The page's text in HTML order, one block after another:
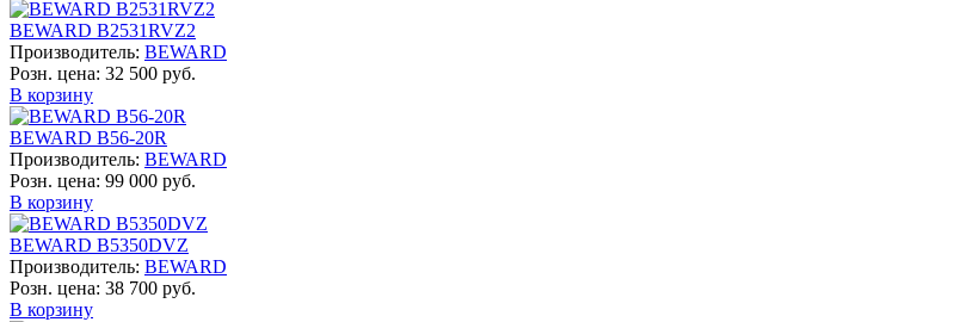
BEWARD B2531RVZ2
Производитель: BEWARD
Розн. цена: 32 500 руб.
В корзину
BEWARD B56-20R
Производитель: BEWARD
Розн. цена: 99 000 руб.
В корзину
BEWARD B5350DVZ
Производитель: BEWARD
Розн. цена: 38 700 руб.
В корзину